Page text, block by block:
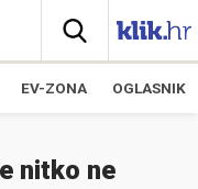
EV-ZONA OGLASNIK
nitko ne